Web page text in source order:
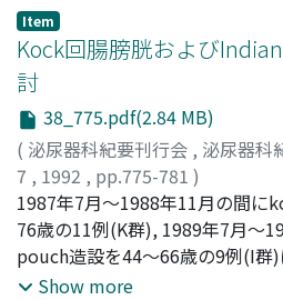
GTP, NAG, β2 MG, Crを測定し,
を用いて推計学的に検討した.3)
diatrizoate群でγ-GTP, NAGとβ2
iohexol群ではγ-GTPとβ2 MGが
diatrizoate群で増加傾向があっ
値は, いずれもdiatrizoate群の
に大きく, iohexolはdiatrizoateよ
がえられた.5)造影剤による副作
作用症状のなかった症例に比べ
なかった.年齢別では造影後に高
ることもなかった.6)尿中Crは造
Item
Kock回腸膀胱および
討
38_775.pdf(2.84 MB)
( 泌尿器科紀要刊行会 , 泌尿器科
7 , 1992 , pp.775-781 )
杉澤, 裕;堀内, 和孝;長谷川, 潤;
弘;平岡, 保紀;西村, 泰司;秋元,
Sugizawa, Yutaka;Horiuchi,
Hara, Makoto;
1987年7月～1988年11月の間に
76歳の11例(K群), 1989年7月～
pouch造設を44～66歳の9例(I群)
にileal patch変法, 後の5例に
Show more